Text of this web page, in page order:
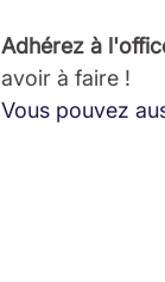
Adhérez à
avoir à faire !
Vous pouvez